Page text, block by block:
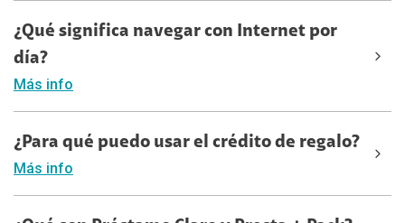
¿Qué significa navegar con Internet por
día?
Más info
¿Para qué puedo usar el crédito de regalo?
Más info